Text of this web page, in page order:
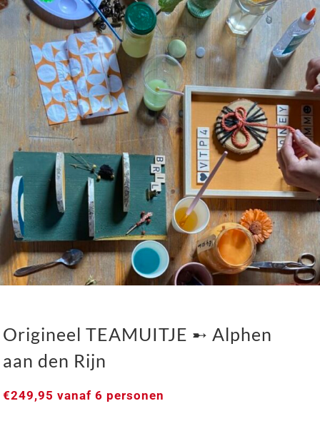
Origineel TEAMUITJE ➸ Alphen
aan den Rijn
€249,95 vanaf 6 personen